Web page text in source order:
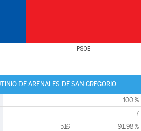
PSOE
DE ARENALES DE SAN GREGORIO
100 %
7
516 91,98 %